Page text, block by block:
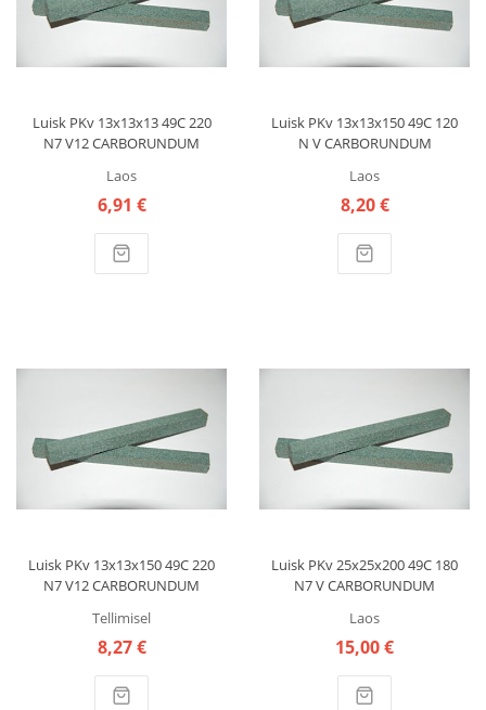
Luisk PKv 13x13x13 49C 220
N7 V12 CARBORUNDUM
Laos
6,91 €
Luisk PKv 13x13x150 49C 120
N V CARBORUNDUM
Laos
8,20 €
Luisk PKv 13x13x150 49C 220
N7 V12 CARBORUNDUM
Tellimisel
8,27 €
Luisk PKv 25x25x200 49C 180
N7 V CARBORUNDUM
Laos
15,00 €